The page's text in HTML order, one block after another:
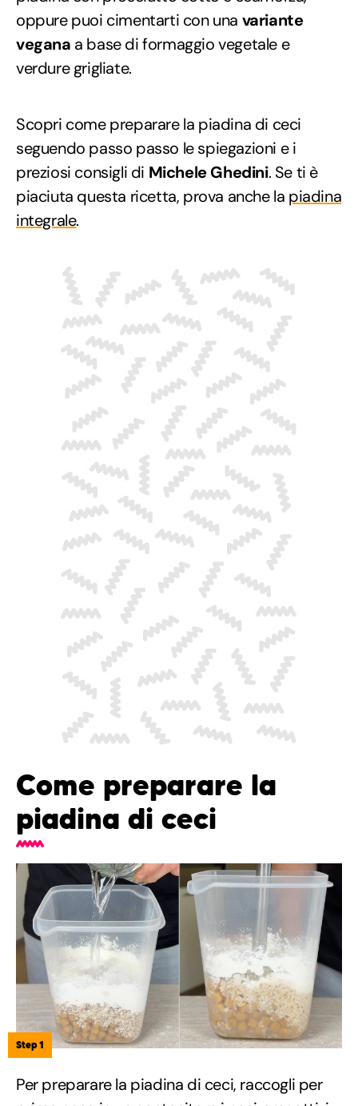
oppure puoi cimentarti con una variante
vegana a base di formaggio vegetale e
verdure grigliate.
Scopri come preparare la piadina di ceci
seguendo passo passo le spiegazioni e i
preziosi consigli di Michele Ghedini. Se ti è
piaciuta questa ricetta, prova anche la piadina
integrale.
Come preparare la
piadina di ceci
Step 1
Per preparare la piadina di ceci, raccogli per